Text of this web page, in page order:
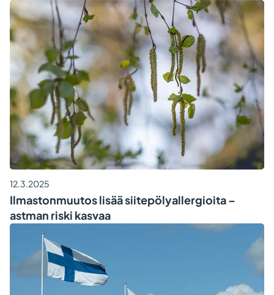
12.3.2025
Ilmastonmuutos lisää siitepölyallergioita –
astman riski kasvaa